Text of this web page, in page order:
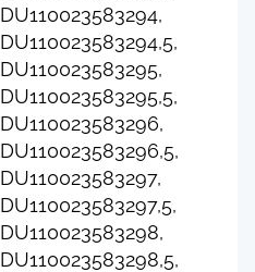
DU110023583294,
DU110023583294,5,
DU110023583295,
DU110023583295,5,
DU110023583296,
DU110023583296,5,
DU110023583297,
DU110023583297,5,
DU110023583298,
DU110023583298,5,